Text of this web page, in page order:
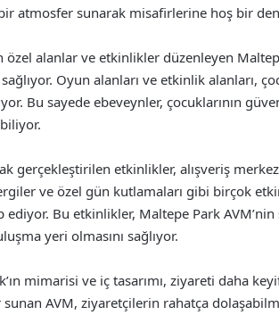
atmosfer sunarak misafirlerine hoş bir
özel alanlar ve etkinlikler düzenleyen
sağlıyor. Oyun alanları ve etkinlik alanları,
Bu sayede ebeveynler, çocuklarının
gerçekleştirilen etkinlikler, alışveriş
ve özel gün kutlamaları gibi birçok
ediyor. Bu etkinlikler, Maltepe Park
yeri olmasını sağlıyor.
mimarisi ve iç tasarımı, ziyareti daha
AVM, ziyaretçilerin rahatça